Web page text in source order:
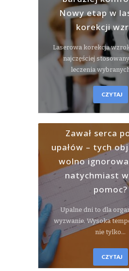
Nowy etap w
korekcji
Laserowa korekcja
najczęściej
leczenia
CZYTAJ
Zawał serca
upałów – tych
wolno
natychmiast
pomoc?
Upalne dni to dla
wyzwanie. Wysoka
nie tylko…
CZYTAJ